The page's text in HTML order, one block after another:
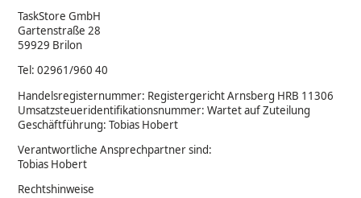
TaskStore GmbH
Gartenstraße 28
59929 Brilon
Tel: 02961/960 40
Handelsregisternummer: Registergericht Arnsberg HRB 11306
Umsatzsteueridentifikationsnummer: Wartet auf Zuteilung
Geschäftführung: Tobias Hobert
Verantwortliche Ansprechpartner sind:
Tobias Hobert
Rechtshinweise